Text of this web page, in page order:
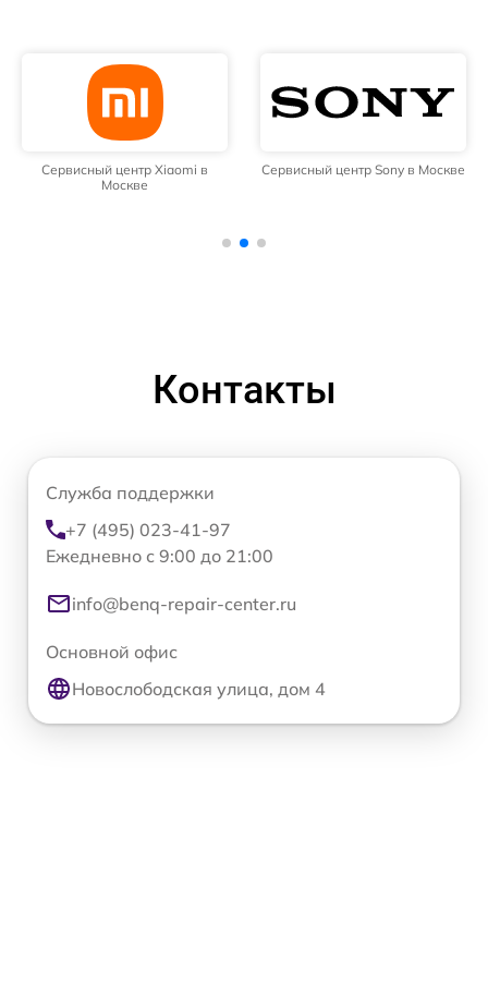
Сервисный центр Xiaomi в
Москве
Сервисный центр Sony в Москве
Контакты
Служба поддержки
+7 (495) 023-41-97
Ежедневно с 9:00 до 21:00
info@benq-repair-center.ru
Основной офис
Новослободская улица, дом 4